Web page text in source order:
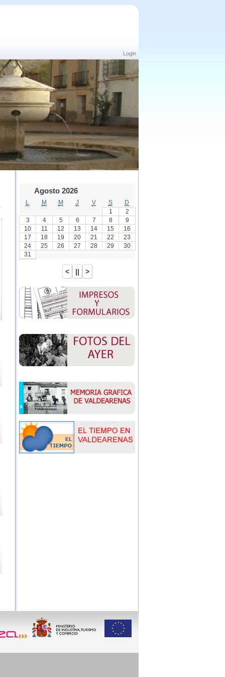
Login
Agosto 2026
M M J V S
D
1
2
3
4 5 6 7 8
9
10
11 12 13 14 15
16
17
18 19 20 21 22
23
24
25 26 27 28 29
30
31